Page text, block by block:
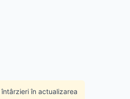
în actualizarea